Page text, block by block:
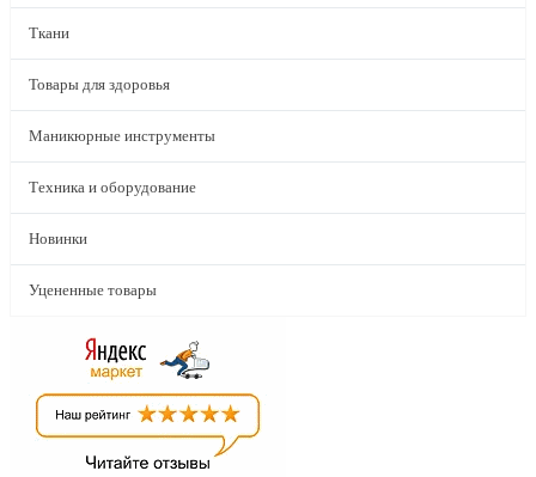
Ткани
Товары для здоровья
Маникюрные инструменты
Техника и оборудование
Новинки
Уцененные товары